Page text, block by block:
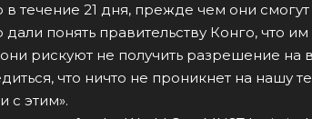
течение 21 дня, прежде чем они смогут
понять правительству Конго, что
рискуют не получить разрешение
что ничто не проникнет на нашу
с этим».